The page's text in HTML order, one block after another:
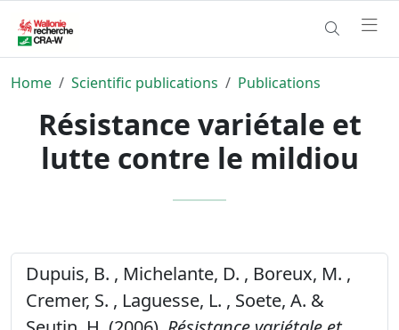
Home Scientific publications Publications
Résistance variétale et
lutte contre le mildiou
Dupuis, B. , Michelante, D. , Boreux, M. ,
Cremer, S. , Laguesse, L. , Soete, A. &